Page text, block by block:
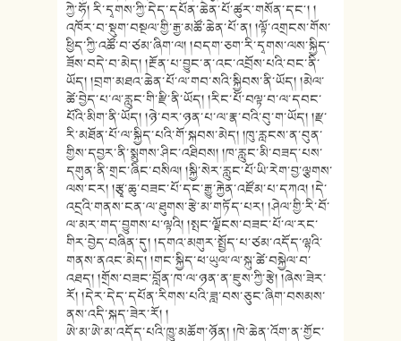
ཀྱེ་ཧོ། རི་དྭགས་ཀྱི་དེད་དཔོན་ཆེན་པོ་ཚུར་གསོན་དང༌། །
འཁོར་བ་སྡུག་བསྔལ་གྱི་རྒྱ་མཚོ་ཆེན་པོ་ན། །ལྟོ་འགྲངས་གོས་
ཕྱིད་ཀྱི་འཚོ་བ་ཙམ་ཞིག་ལ། །བདག་ཅག་རི་དྭགས་ལས་སྐྱིད་
ཟོས་བདེ་བ་མེད། །རྔོན་པ་བྱུང་ན་འང་འབྲོས་པའི་བང་ནི་
ཡོད། །བྲག་མཐའ་ཆེན་པོ་ལ་གབ་སའི་སྐྱིབས་ནི་ཡོད། །མེལ་
ཚེ་བྱེད་པ་ལ་རླུང་གི་རྫི་ནི་ཡོད། །རིང་པོ་བལྟ་བ་ལ་དབང་
པོའི་མིག་ནི་ཡོད། །ཉེ་བར་ཉན་པ་ལ་རྣ་བའི་བུ་ག་ཡོད། །རྫ་
རི་མཐོན་པོ་ལ་སྐྱིད་པའི་གོ་སྐབས་མེད། །ཁུ་རླངས་ན་བུན་
གྱིས་དབྱར་ནི་སྨུགས་ཤིང་འཐིབས། །ཁ་རླུང་མི་བཟད་པས་
དགུན་ནི་གྲང་ཞིང་བསིལ། །སྐྱི་སེར་རླུང་པོ་ཡི་རེག་བྱ་ལྕགས་
ལས་ངར། །རྩྭ་ཆུ་བཟང་པོ་དང་རྒྱུ་རྐྱེན་འཛོམ་པ་དཀའ། །དེ་
འདྲའི་གནས་ངན་ལ་ཐུགས་རྩེ་མ་གཏོད་པར། །ཤེལ་གྱི་རི་བོ་
ལ་མར་གད་བྱུགས་པ་ལྟའི། །སྤང་ལྗོངས་བཟང་པོ་ལ་རང་
གིར་བྱེད་བཞིན་དུ། །དགའ་མགུར་སྤྱོད་པ་ཙམ་འདོད་ལྷའི་
གནས་ནའང་མེད། །གང་སྐྱིད་ཕ་ཡུལ་ལ་སྐུ་ཚེ་བསྐྱེལ་བ་
འཐད། །གྲོས་བཟང་བློན་ཁ་ལ་ཉན་ན་ཇུས་ཀྱི་རྩེ། །ཞེས་ཟེར་
རོ། །དེར་དེད་དཔོན་རིགས་པའི་ཟླ་བས་ཅུང་ཞིག་བསམས་
ནས་འདི་སྐད་ཟེར་རོ། །
ཨེ་མ་ཨེ་མ་འདོད་པའི་ཁྱུ་མཆོག་ཉོན། །ཁེ་ཆེན་འོག་ན་གྱོང་